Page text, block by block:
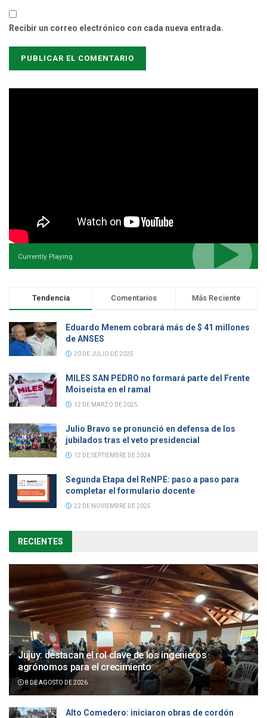
Recibir un correo electrónico con cada nueva entrada.
Currently Playing
Tendencia Comentarios Más Reciente
Eduardo Menem cobrará más de $ 41 millones
de ANSES
20 DE JULIO DE 2025
MILES SAN PEDRO no formará parte del Frente
Moiseísta en el ramal
12 DE MARZO DE 2025
Julio Bravo se pronunció en defensa de los
jubilados tras el veto presidencial
12 DE SEPTIEMBRE DE 2024
Segunda Etapa del ReNPE: paso a paso para
completar el formulario docente
22 DE NOVIEMBRE DE 2025
RECIENTES
Jujuy: destacan el rol clave de los ingenieros
agrónomos para el crecimiento
8 DE AGOSTO DE 2026
Alto Comedero: iniciaron obras de cordón